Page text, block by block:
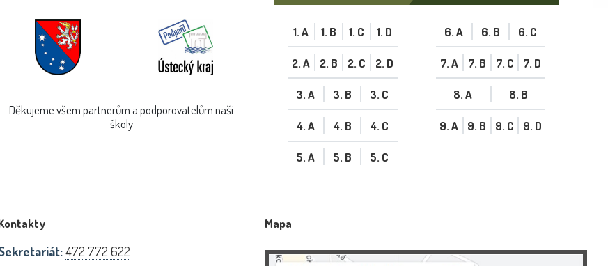
Děkujeme všem partnerům a podporovatelům naší
školy
1. A 1. B 1. C 1. D
2. A 2. B 2. C 2. D
3. A 3. B 3. C
4. A 4. B 4. C
5. A 5. B 5. C
6. A 6. B 6. C
7. A 7. B 7. C 7. D
8. A 8. B
9. A 9. B 9. C 9. D
472 772 622
Mapa